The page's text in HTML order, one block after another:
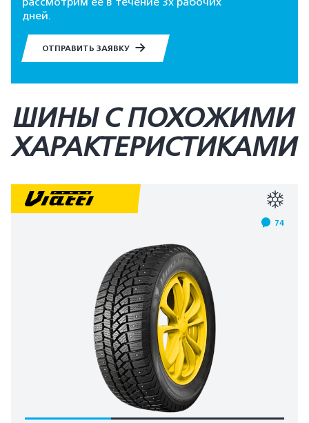
дней.
ОТПРАВИТЬ ЗАЯВКУ
ШИНЫ С ПОХОЖИМИ
ХАРАКТЕРИСТИКАМИ
74